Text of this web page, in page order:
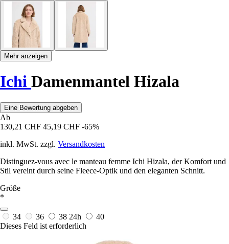
Mehr anzeigen
Ichi Damenmantel Hizala
Eine Bewertung abgeben
Ab
130,21 CHF 45,19 CHF -65%
inkl. MwSt. zzgl. Versandkosten
Distinguez-vous avec le manteau femme Ichi Hizala, der Komfort und
Stil vereint durch seine Fleece-Optik und den eleganten Schnitt.
Größe
*
34 36 38 24h
40
Dieses Feld ist erforderlich